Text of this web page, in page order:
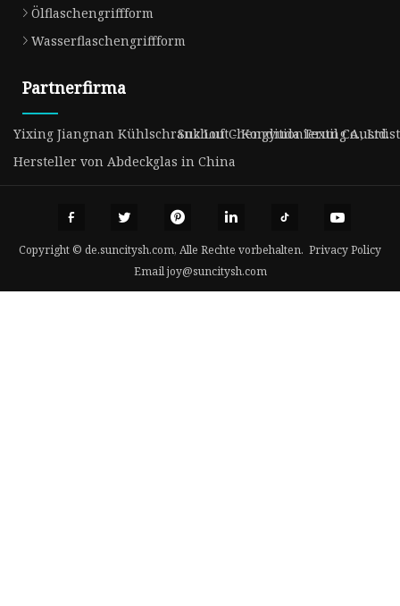
Ölflaschengriffform
Wasserflaschengriffform
Partnerfirma
Yixing Jiangnan Kühlschrank Luft - Konditionierung
Suzhou Chengyuda Textil Co., Ltd.
Hersteller von Abdeckglas in China
Copyright © de.suncitysh.com, Alle Rechte vorbehalten. Privacy Policy
Emailjoy@suncitysh.com